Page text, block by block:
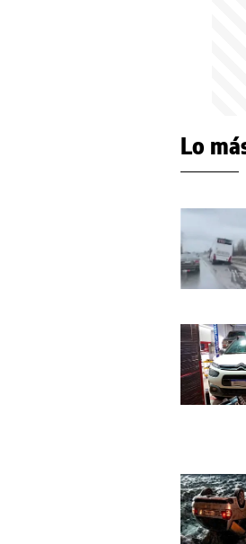
Lo